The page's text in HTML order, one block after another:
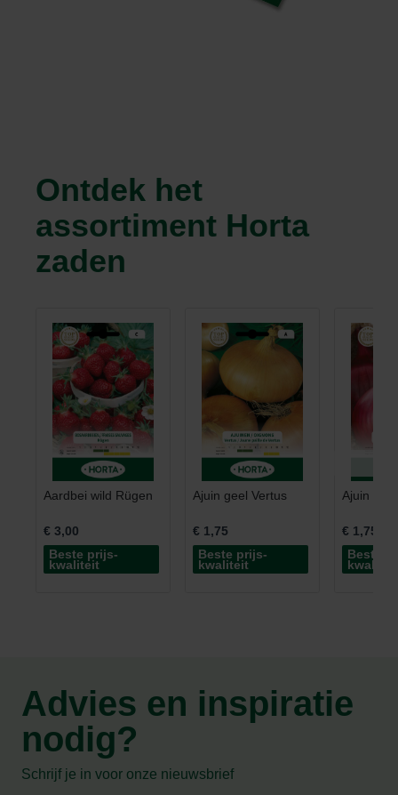
Ontdek het
assortiment Horta
zaden
Aardbei wild Rügen
€ 3,00
Beste prijs-
kwaliteit
Ajuin geel Vertus
€ 1,75
Beste prijs-
kwaliteit
Ajuin
€ 1,75
Beste
kwaliteit
Advies en inspiratie
nodig?
Schrijf je in voor onze nieuwsbrief